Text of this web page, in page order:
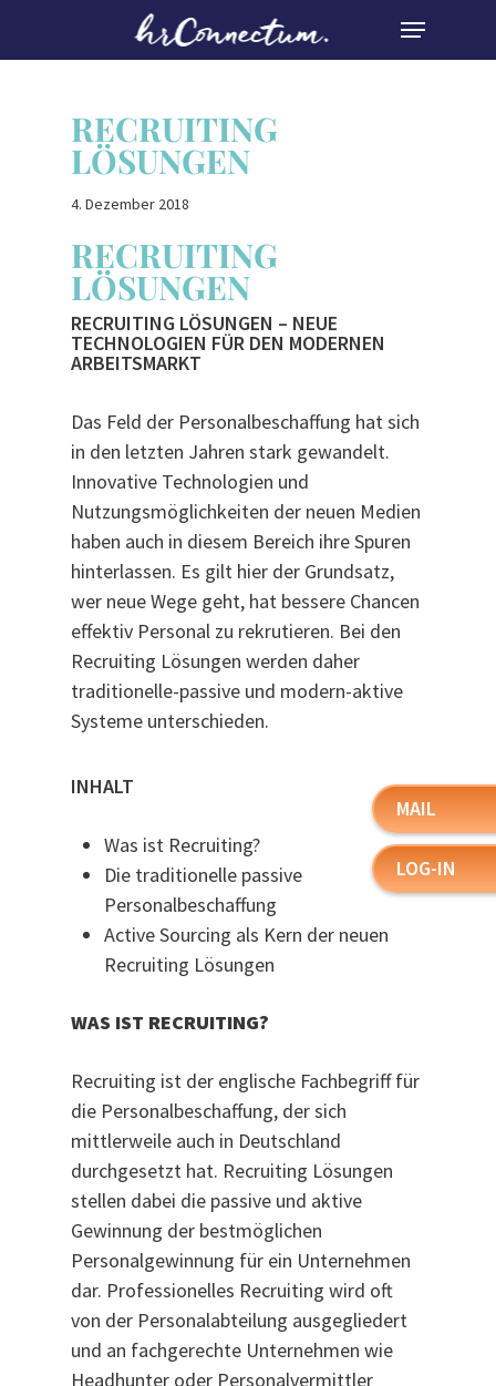
MENU
RECRUITING
LÖSUNGEN
4. Dezember 2018
RECRUITING
LÖSUNGEN
RECRUITING LÖSUNGEN – NEUE
TECHNOLOGIEN FÜR DEN MODERNEN
ARBEITSMARKT
Das Feld der Personalbeschaffung hat sich
in den letzten Jahren stark gewandelt.
Innovative Technologien und
Nutzungsmöglichkeiten der neuen Medien
haben auch in diesem Bereich ihre Spuren
hinterlassen. Es gilt hier der Grundsatz,
wer neue Wege geht, hat bessere Chancen
effektiv Personal zu rekrutieren. Bei den
Recruiting Lösungen werden daher
traditionelle-passive und modern-aktive
Systeme unterschieden.
INHALT
Was ist Recruiting?
Die traditionelle passive
Personalbeschaffung
Active Sourcing als Kern der neuen
Recruiting Lösungen
WAS IST RECRUITING?
Recruiting ist der englische Fachbegriff für
die Personalbeschaffung, der sich
mittlerweile auch in Deutschland
durchgesetzt hat. Recruiting Lösungen
stellen dabei die passive und aktive
Gewinnung der bestmöglichen
Personalgewinnung für ein Unternehmen
dar. Professionelles Recruiting wird oft
von der Personalabteilung ausgegliedert
und an fachgerechte Unternehmen wie
Headhunter oder Personalvermittler
MAIL
LOG-IN